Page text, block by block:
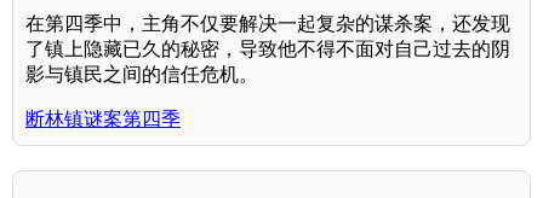
在第四季中，主角不仅要解决一起复杂的谋杀案，还发现
了镇上隐藏已久的秘密，导致他不得不面对自己过去的阴
影与镇民之间的信任危机。
断林镇谜案第四季